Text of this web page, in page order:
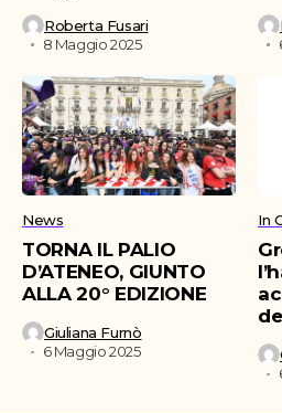
Roberta Fusari
8 Maggio 2025
News
TORNA IL PALIO
D’ATENEO, GIUNTO
ALLA 20° EDIZIONE
Giuliana Furnò
6 Maggio 2025
In